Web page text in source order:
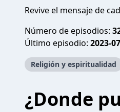
Revive el mensaje de
Número de episodios:
Último episodio: 2023-
Religión y espiritualidad
¿Donde